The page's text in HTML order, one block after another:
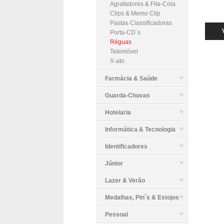
Agrafadores & Fita-Cola
Clips & Memo Clip
Pastas Classificadoras
Porta-CD´s
Réguas
Telemóvel
X-ato
Farmácia & Saúde
Guarda-Chuvas
Hotelaria
Informática & Tecnologia
Identificadores
Júnior
Lazer & Verão
Medalhas, Pin´s & Estojos
Pessoal